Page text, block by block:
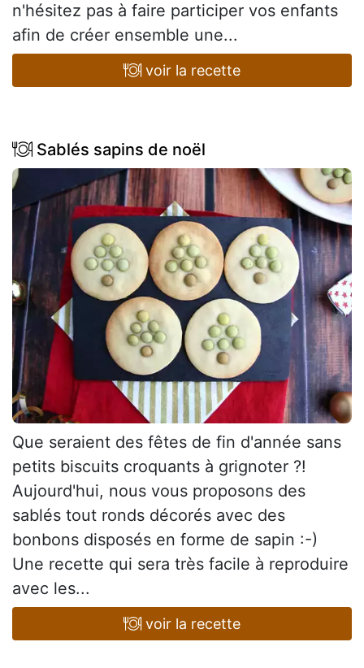
n'hésitez pas à faire participer vos enfants
afin de créer ensemble une...
voir la recette
Sablés sapins de noël
Que seraient des fêtes de fin d'année sans
petits biscuits croquants à grignoter ?!
Aujourd'hui, nous vous proposons des
sablés tout ronds décorés avec des
bonbons disposés en forme de sapin :-)
Une recette qui sera très facile à reproduire
avec les...
voir la recette